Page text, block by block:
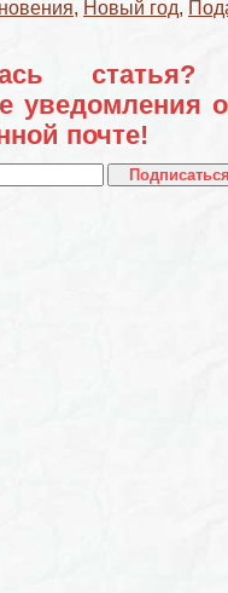
, Новый год,
уведомления
почте!